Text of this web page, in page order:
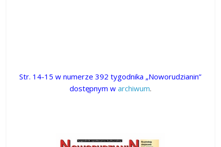
Str. 14-15 w numerze 392 tygodnika „Noworudzianin”
dostępnym w archiwum.